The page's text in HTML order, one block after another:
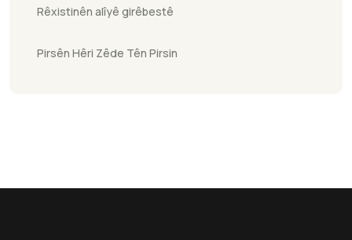
Rêxistinên alîyê girêbestê
Pirsên Hêri Zêde Tên Pirsin